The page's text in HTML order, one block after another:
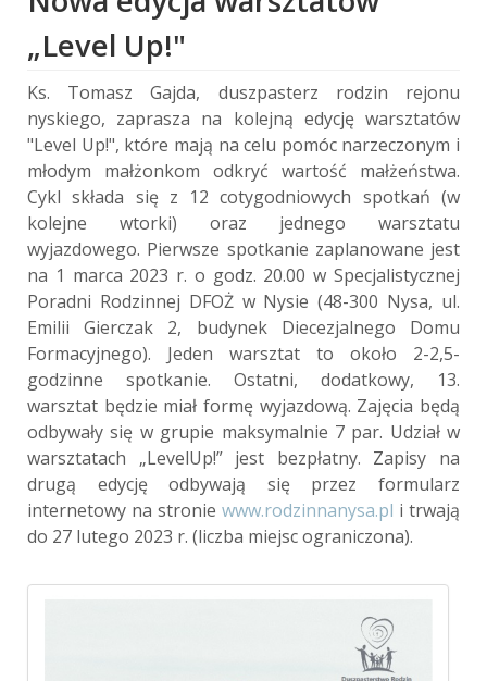
„Level Up!"
Ks. Tomasz Gajda, duszpasterz rodzin rejonu
nyskiego, zaprasza na kolejną edycję warsztatów
"Level Up!", które mają na celu pomóc narzeczonym i
młodym małżonkom odkryć wartość małżeństwa.
Cykl składa się z 12 cotygodniowych spotkań (w
kolejne wtorki) oraz jednego warsztatu
wyjazdowego. Pierwsze spotkanie zaplanowane jest
na 1 marca 2023 r. o godz. 20.00 w Specjalistycznej
Poradni Rodzinnej DFOŻ w Nysie (48-300 Nysa, ul.
Emilii Gierczak 2, budynek Diecezjalnego Domu
Formacyjnego). Jeden warsztat to około 2-2,5-
godzinne spotkanie. Ostatni, dodatkowy, 13.
warsztat będzie miał formę wyjazdową. Zajęcia będą
odbywały się w grupie maksymalnie 7 par. Udział w
warsztatach „LevelUp!” jest bezpłatny. Zapisy na
drugą edycję odbywają się przez formularz
internetowy na stronie www.rodzinnanysa.pl i trwają
do 27 lutego 2023 r. (liczba miejsc ograniczona).